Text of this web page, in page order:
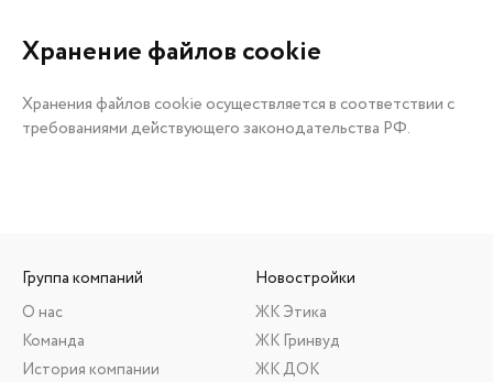
Хранение файлов cookie
Хранения файлов cookie осуществляется в соответствии с
требованиями действующего законодательства РФ.
Группа компаний
О нас
Команда
История компании
Новостройки
ЖК Этика
ЖК Гринвуд
ЖК ДОК